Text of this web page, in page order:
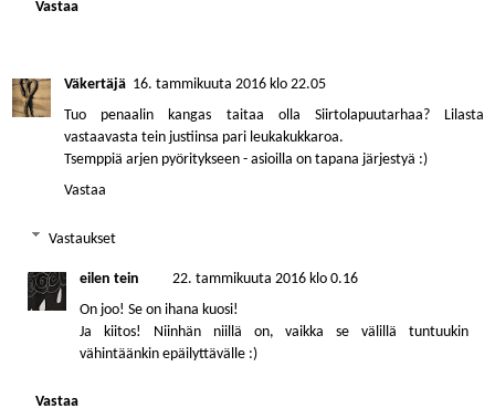
Vastaa
Väkertäjä 16. tammikuuta 2016 klo 22.05
Tuo penaalin kangas taitaa olla Siirtolapuutarhaa? Lilasta
vastaavasta tein justiinsa pari leukakukkaroa.
Tsemppiä arjen pyöritykseen - asioilla on tapana järjestyä :)
Vastaa
Vastaukset
eilen tein
22. tammikuuta 2016 klo 0.16
On joo! Se on ihana kuosi!
Ja kiitos! Niinhän niillä on, vaikka se välillä tuntuukin
vähintäänkin epäilyttävälle :)
Vastaa